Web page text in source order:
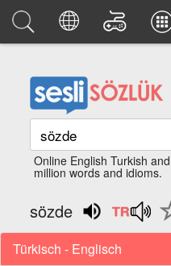
Online English Turkish
million words and idioms.
sözde
Türkisch - Englisch